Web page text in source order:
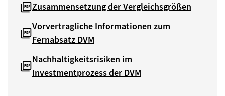
Zusammensetzung der Vergleichsgrößen
Vorvertragliche Informationen zum
Fernabsatz DVM
Nachhaltigkeitsrisiken im
Investmentprozess der DVM